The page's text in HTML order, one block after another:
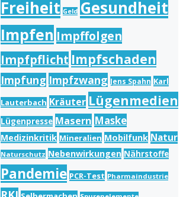
Freiheit Geld Gesundheit
Impfen Impffolgen
Impfpflicht Impfschaden
Impfung Impfzwang Jens Spahn Karl
Lauterbach Kräuter Lügenmedien
Lügenpresse Masern Maske
Medizinkritik Mineralien Mobilfunk Natur
Naturschutz Nebenwirkungen Nährstoffe
Pandemie PCR-Test Pharmaindustrie